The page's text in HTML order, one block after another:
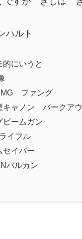
ハルト
的にいうと
ファング
キャノン バークア
ビームガン
イフル
セイバー
バルカン